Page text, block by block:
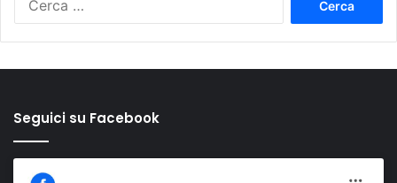
Seguici su Facebook